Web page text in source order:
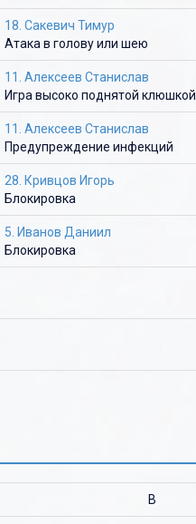
Щ
Э
Ю
18. Сакевич Тимур
Атака в голову или шею
11. Алексеев Станислав
Игра высоко поднятой клюшкой
11. Алексеев Станислав
Предупреждение инфекций
28. Кривцов Игорь
Блокировка
5. Иванов Даниил
Блокировка
B